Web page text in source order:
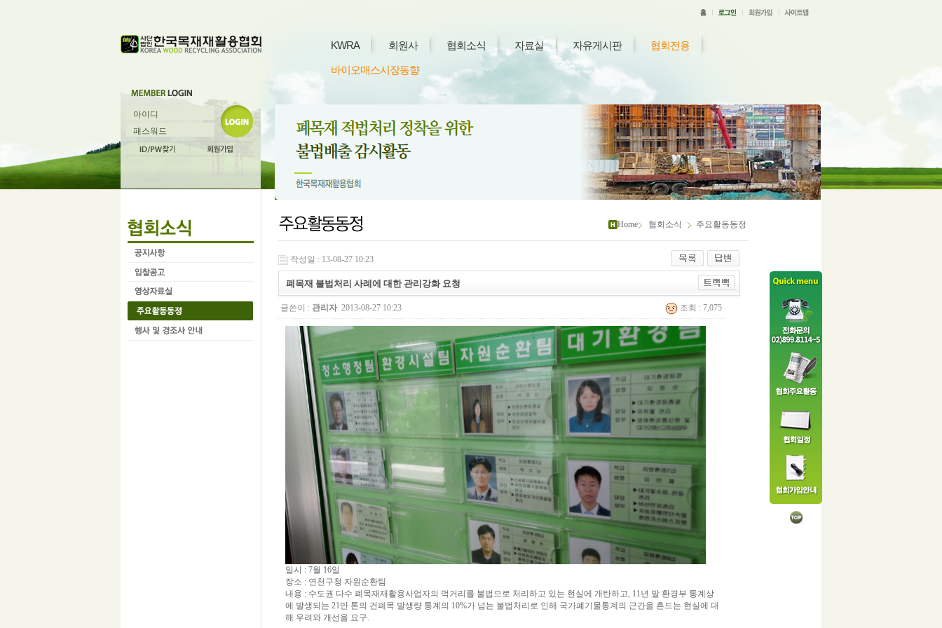
KWRA 회원사 협회소식 자료실 자유게시판 협회전용
바이오매스시장동향
Home 협회소식 주요활동동정
작성일 : 13-08-27 10:23
폐목재 불법처리 사례에 대한 관리강화 요청
글쓴이 : 관리자 2013-08-27 10:23 조회 : 7,075
일시 : 7월 16일
장소 : 연천구청 자원순환팀
내용 : 수도권 다수 폐목재재활용사업자의 먹거리를 불법으로 처리하고 있는 현실에 개탄하고, 11년 말 환경부 통계상
에 발생되는 21만 톤의 건폐목 발생량 통계의 10%가 넘는 불법처리로 인해 국가폐기물통계의 근간을 흔드는 현실에 대
해 우려와 개선을 요구.